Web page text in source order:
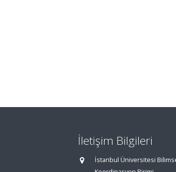
İletişim Bilgileri
İstanbul Üniversitesi